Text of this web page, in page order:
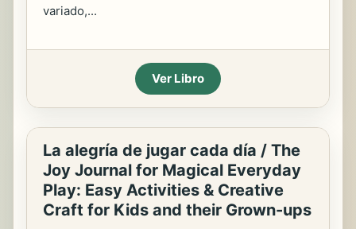
variado,...
Ver Libro
La alegría de jugar cada día / The
Joy Journal for Magical Everyday
Play: Easy Activities & Creative
Craft for Kids and their Grown-ups